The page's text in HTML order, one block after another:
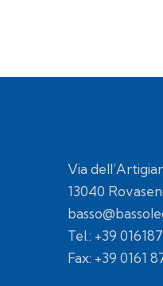
Via
13040
Tel.: +39
Fax: +39 0161